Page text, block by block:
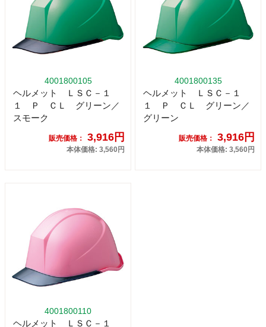
4001800105
ヘルメット ＬＳＣ－１
１ Ｐ ＣＬ グリーン／
スモーク
販売価格： 3,916円
本体価格: 3,560円
4001800135
ヘルメット ＬＳＣ－１
１ Ｐ ＣＬ グリーン／
グリーン
販売価格： 3,916円
本体価格: 3,560円
4001800110
ヘルメット ＬＳＣ－１